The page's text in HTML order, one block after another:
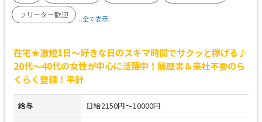
フリーター歓迎
...全て表示
在宅★激短1日～好きな日のスキマ時間でサクッと稼げる♪
20代～40代の女性が中心に活躍中！履歴書＆来社不要のら
くらく登録！平針
給与 日給2150円～10000円